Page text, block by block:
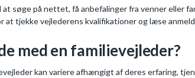
søge på nettet, få anbefalinger fra venner eller
at tjekke vejlederens kvalifikationer og læse
med en familievejleder?
kan variere afhængigt af deres erfaring,